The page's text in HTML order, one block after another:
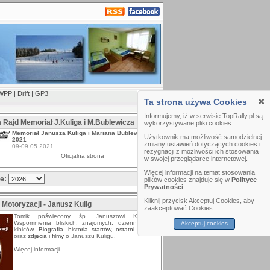
| Drift | GP3
Rajd Memoriał J.Kuliga i M.Bublewicza
Memoriał Janusza Kuliga i Mariana Bublewicza
2021
09-09.05.2021
Oficjalna strona
Motoryzacji - Janusz Kulig
Tomik poświęcony śp. Januszowi Kuligowi.
Wspomnienia bliskich, znajomych, dziennikarzy i
kibiców. Biografia ,historia startów,ostatni wywiad
oraz zdjęcia i filmy o Januszu Kuligu.
Więcej informacji
Ta strona używa Cookies
Informujemy, iż w serwisie TopRally.pl są
wykorzystywane pliki cookies.
Użytkownik ma możliwość samodzielnej
zmiany ustawień dotyczących cookies i
rezygnacji z możliwości ich stosowania
w swojej przeglądarce internetowej.
Więcej informacji na temat stosowania
plików cookies znajduje się w Polityce
Prywatności
Kliknij przycisk Akceptuj Cookies, aby
zaakceptować Cookies.
Akceptuj cookies